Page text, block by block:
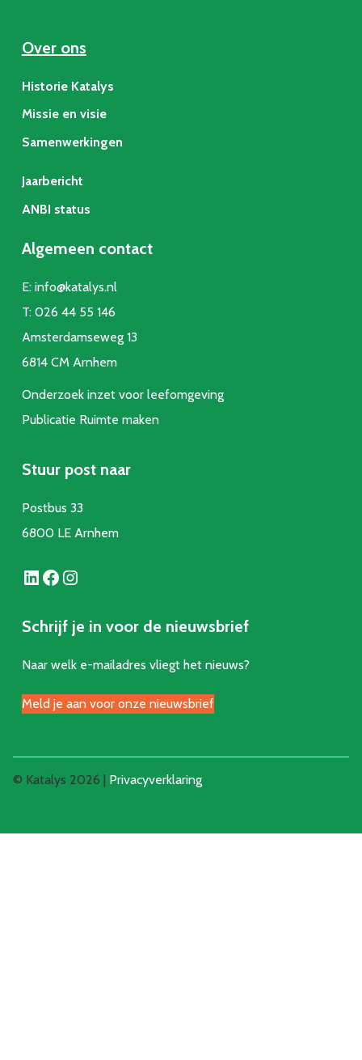
Over ons
Historie Katalys
Missie en visie
Samenwerkingen
Jaarbericht
ANBI status
Algemeen contact
E: info@katalys.nl
T: 026 44 55 146
Amsterdamseweg 13
6814 CM Arnhem
Onderzoek inzet voor leefomgeving
Publicatie Ruimte maken
Stuur post naar
Postbus 33
6800 LE Arnhem
LinkedIn Facebook Instagram
Schrijf je in voor de nieuwsbrief
Naar welk e-mailadres vliegt het nieuws?
Meld je aan voor onze nieuwsbrief
© Katalys 2026 | Privacyverklaring